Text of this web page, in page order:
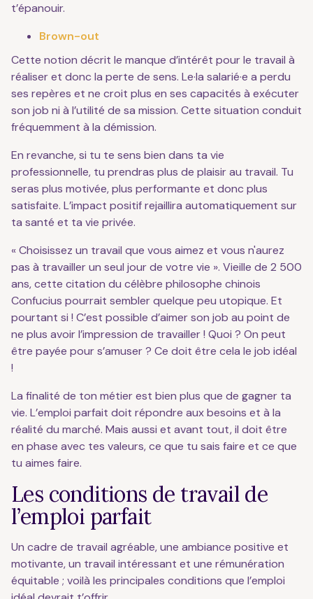
t’épanouir.
Brown-out
Cette notion décrit le manque d’intérêt pour le travail à
réaliser et donc la perte de sens. Le·la salarié·e a perdu
ses repères et ne croit plus en ses capacités à exécuter
son job ni à l’utilité de sa mission. Cette situation conduit
fréquemment à la démission.
En revanche, si tu te sens bien dans ta vie
professionnelle, tu prendras plus de plaisir au travail. Tu
seras plus motivée, plus performante et donc plus
satisfaite. L’impact positif rejaillira automatiquement sur
ta santé et ta vie privée.
« Choisissez un travail que vous aimez et vous n'aurez
pas à travailler un seul jour de votre vie ». Vieille de 2 500
ans, cette citation du célèbre philosophe chinois
Confucius pourrait sembler quelque peu utopique. Et
pourtant si ! C’est possible d’aimer son job au point de
ne plus avoir l’impression de travailler ! Quoi ? On peut
être payée pour s’amuser ? Ce doit être cela le job idéal
!
La finalité de ton métier est bien plus que de gagner ta
vie. L’emploi parfait doit répondre aux besoins et à la
réalité du marché. Mais aussi et avant tout, il doit être
en phase avec tes valeurs, ce que tu sais faire et ce que
tu aimes faire.
Les conditions de travail de
l’emploi parfait
Un cadre de travail agréable, une ambiance positive et
motivante, un travail intéressant et une rémunération
équitable ; voilà les principales conditions que l’emploi